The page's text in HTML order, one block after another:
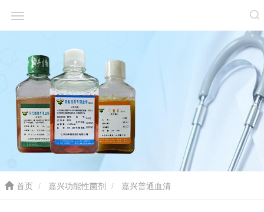
首页 嘉兴功能性菌剂 嘉兴普通血清